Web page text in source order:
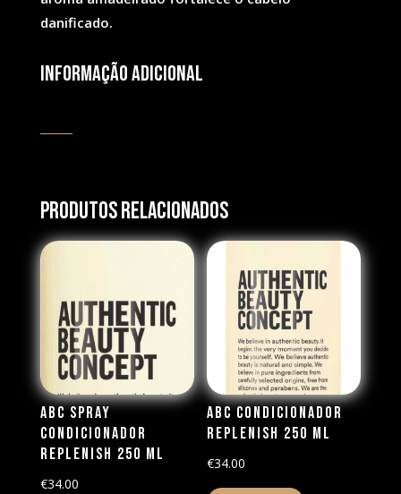
danificado.
Informação adicional
Produtos Relacionados
ABC Spray
Condicionador
Replenish 250 ml
€34.00
ABC Condicionador
Replenish 250 ml
€34.00